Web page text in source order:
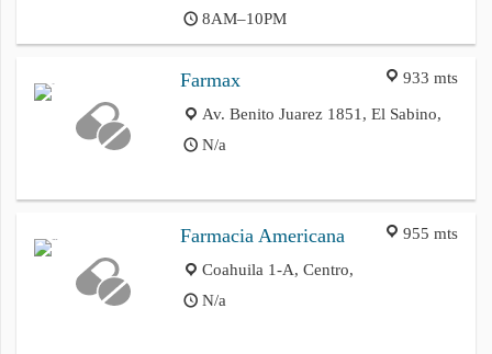
8AM–10PM
933 mts
Farmax
Av. Benito Juarez 1851, El Sabino,
N/a
955 mts
Farmacia Americana
Coahuila 1-A, Centro,
N/a